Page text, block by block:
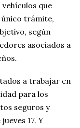
que
trámite,
según
asociados a
a trabajar en
para los
seguros y
17. Y